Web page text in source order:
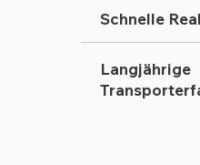
Schnelle
Langjährige